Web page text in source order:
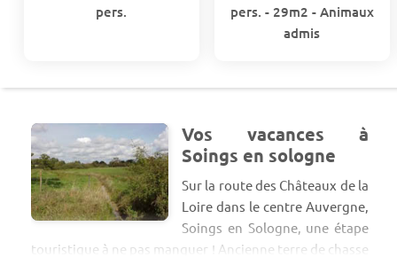
pers.
pers. - 29m2 - Animaux
admis
Vos vacances à
Soings en sologne
Sur la route des Châteaux de la
Loire dans le centre Auvergne,
Soings en Sologne, une étape
touristique à ne pas manquer ! Ancienne terre de chasse